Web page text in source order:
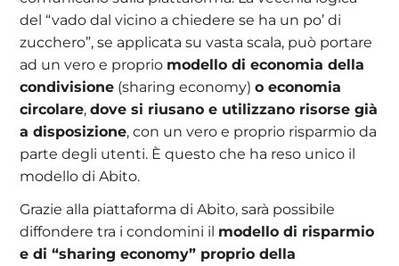
del “vado dal vicino a chiedere se ha un po’ di
zucchero”, se applicata su vasta scala, può portare
ad un vero e proprio modello di economia della
condivisione (sharing economy)o economia
circolare,dove si riusano e utilizzano risorse già
a disposizione, con un vero e proprio risparmio da
parte degli utenti. È questo che ha reso unico il
modello di Abito.
Grazie alla piattaforma di Abito, sarà possibile
diffondere tra i condomini il modello di risparmio
e di “sharing economy” proprio della